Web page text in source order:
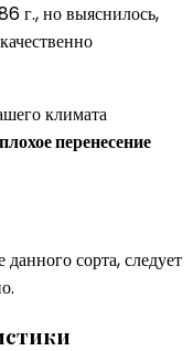
г., но выяснилось,
климата
перенесение
сорта, следует